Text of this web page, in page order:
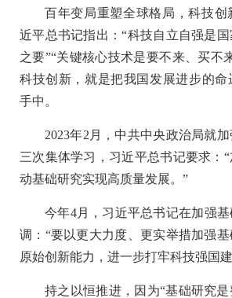
百年变局重塑全球格局，科技创
近平总书记指出：“科技自立自强是
之要”“关键核心技术是要不来、买不
科技创新，就是把我国发展进步的命
手中。
2023年2月，中共中央政治局就
三次集体学习，习近平总书记要求：
动基础研究实现高质量发展。”
今年4月，习近平总书记在加强
调：“要以更大力度、更实举措加强
原始创新能力，进一步打牢科技强国
持之以恒推进，因为“基础研究